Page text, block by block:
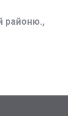
районю.,